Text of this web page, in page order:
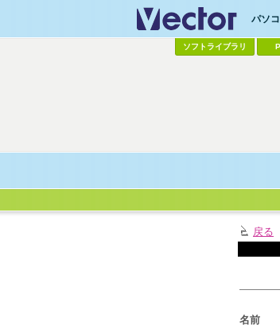
パソ
ソフトライブラリ
戻る
名前